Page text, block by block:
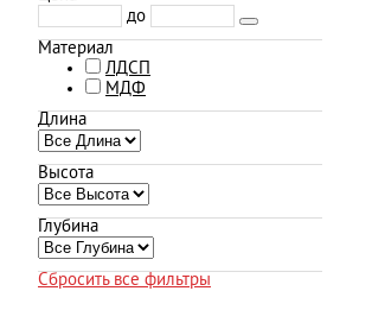
до
Материал
ЛДСП
МДФ
Длина
Высота
Глубина
Сбросить все фильтры